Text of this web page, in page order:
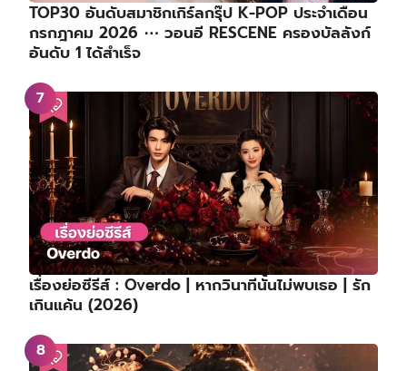
TOP30 อันดับสมาชิกเกิร์ลกรุ๊ป K-POP ประจำเดือน
กรกฎาคม 2026 ⋯ วอนอี RESCENE ครองบัลลังก์
อันดับ 1 ได้สำเร็จ
เรื่องย่อซีรีส์ : Overdo | หากวินาทีนั้นไม่พบเธอ | รัก
เกินแค้น (2026)